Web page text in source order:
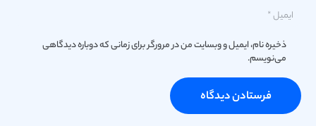
ذخیره نام، ایمیل و وبسایت من در مرورگر برای زمانی که دوباره دیدگاهی
می‌نویسم.
فرستادن دیدگاه